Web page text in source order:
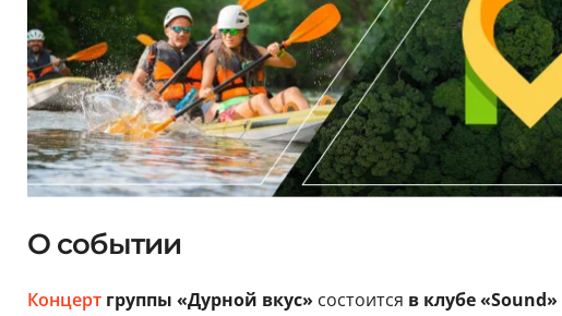
О событии
Концертгруппы «Дурной вкус» состоится в клубе «Sound»